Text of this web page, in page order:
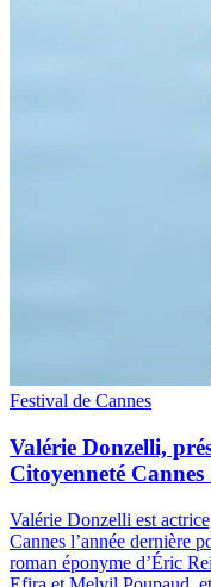
Festival de Cannes
Valérie Donzelli,
Citoyenneté Cannes
Valérie Donzelli est
Cannes l’année dernière
roman éponyme d’Éric